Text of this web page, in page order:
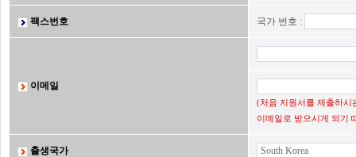
팩스번호 국가 번호 :
이메일
(처음 지원서를 제출하시
이메일로 받으시게 되기
출생국가